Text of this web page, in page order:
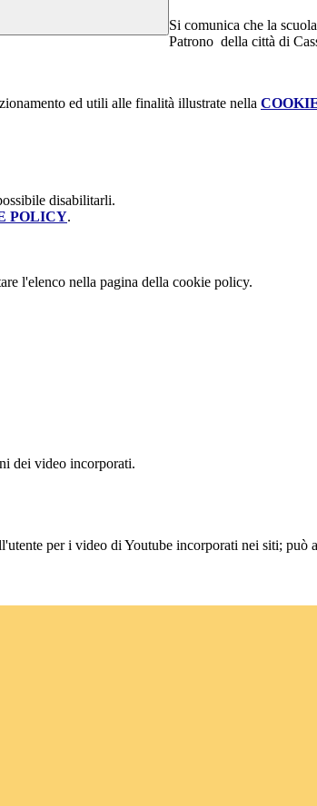
Si comunica che la
Patrono della città di
ed utili alle finalità illustrate nella
disabilitarli.
POLICY.
l'elenco nella pagina della cookie policy.
dei video incorporati.
per i video di Youtube incorporati nei siti;